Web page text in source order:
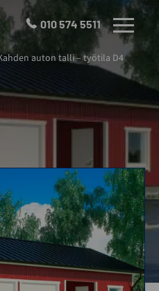
010 574 5511VALIKKO
auton talli – työtila D4